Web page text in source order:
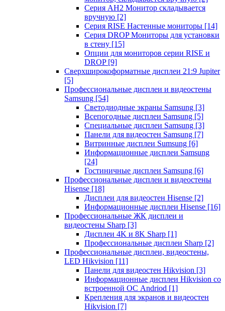
Серия AH2 Монитор складывается
вручную [2]
Серия RISE Настенные мониторы [14]
Серия DROP Мониторы для установки
в стену [15]
Опции для мониторов серии RISE и
DROP [9]
Сверхширокоформатные дисплеи 21:9 Jupiter
[5]
Профессиональные дисплеи и видеостены
Samsung [54]
Светодиодные экраны Samsung [3]
Всепогодные дисплеи Samsung [5]
Специальные дисплеи Samsung [3]
Панели для видеостен Samsung [7]
Витринные дисплеи Sumsung [6]
Информационные дисплеи Samsung
[24]
Гостиничные дисплеи Samsung [6]
Профессиональные дисплеи и видеостены
Hisense [18]
Дисплеи для видеостен Hisense [2]
Информационные дисплеи Hisense [16]
Профессиональные ЖК дисплеи и
видеостены Sharp [3]
Дисплеи 4K и 8K Sharp [1]
Профессиональные дисплеи Sharp [2]
Профессиональные дисплеи, видеостены,
LED Hikvision [11]
Панели для видеостен Hikvision [3]
Информационные дисплеи Hikvision со
встроенной ОС Andriod [1]
Крепления для экранов и видеостен
Hikvision [7]